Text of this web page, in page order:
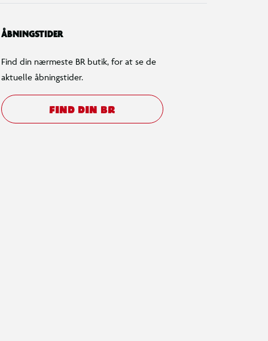
ÅBNINGSTIDER
Find din nærmeste BR butik, for at se de
aktuelle åbningstider.
FIND DIN BR